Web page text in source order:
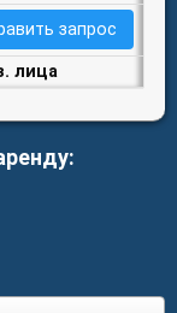
запрос
лица